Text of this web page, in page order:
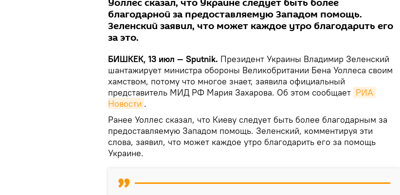
благодарной за предоставляемую Западом помощь.
Зеленский заявил, что может каждое утро благодарить его
за это.
БИШКЕК, 13 июл — Sputnik. Президент Украины Владимир Зеленский
шантажирует министра обороны Великобритании Бена Уоллеса своим
хамством, потому что многое знает, заявила официальный
представитель МИД РФ Мария Захарова. Об этом сообщает РИА
Новости .
Ранее Уоллес сказал, что Киеву следует быть более благодарным за
предоставляемую Западом помощь. Зеленский, комментируя эти
слова, заявил, что может каждое утро благодарить его за помощь
Украине.